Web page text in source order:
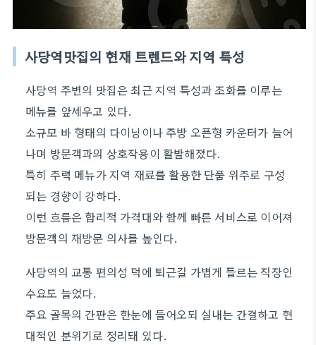
사당역맛집의 현재 트렌드와 지역 특성
사당역 주변의 맛집은 최근 지역 특성과 조화를 이루는
메뉴를 앞세우고 있다.
소규모 바 형태의 다이닝이나 주방 오픈형 카운터가 늘어
나며 방문객과의 상호작용이 활발해졌다.
특히 주력 메뉴가 지역 재료를 활용한 단품 위주로 구성
되는 경향이 강하다.
이런 흐름은 합리적 가격대와 함께 빠른 서비스로 이어져
방문객의 재방문 의사를 높인다.
사당역의 교통 편의성 덕에 퇴근길 가볍게 들르는 직장인
수요도 늘었다.
주요 골목의 간판은 한눈에 들어오되 실내는 간결하고 현
대적인 분위기로 정리돼 있다.